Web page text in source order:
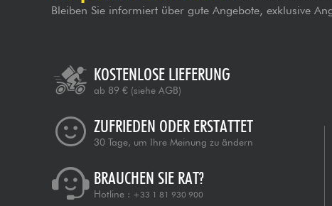
Bleiben Sie informiert über gute Angebote, exklusive
KOSTENLOSE LIEFERUNG
ab 89 € (siehe AGB)
ZUFRIEDEN ODER ERSTATTET
30 Tage, um Ihre Meinung zu ändern
BRAUCHEN SIE RAT?
Hotline : +33 1 81 930 900